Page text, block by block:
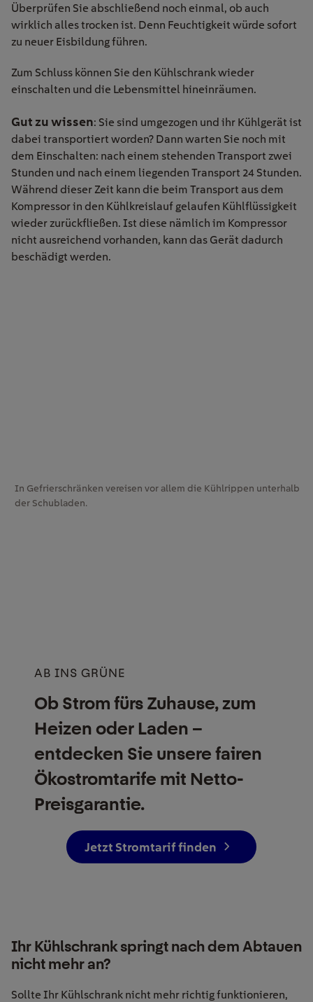
Überprüfen Sie abschließend noch einmal, ob auch
wirklich alles trocken ist. Denn Feuchtigkeit würde sofort
zu neuer Eisbildung führen.
Zum Schluss können Sie den Kühlschrank wieder
einschalten und die Lebensmittel hineinräumen.
Gut zu wissen: Sie sind umgezogen und ihr Kühlgerät ist
dabei transportiert worden? Dann warten Sie noch mit
dem Einschalten: nach einem stehenden Transport zwei
Stund en und nach einem liegend en Transport 24 Stunden.
Während dieser Zeit kann die beim Transport aus dem
Kompressor in den Kühlkreislauf gelaufen Kühlflüssigkeit
wieder zurückfließen. Ist diese nämlich im Kompressor
nicht ausreichend vorhanden, kann das Gerät dadurch
beschädigt werden.
In Gefrierschränken vereisen vor allem die Kühlrippen unterhalb
der Schubladen.
AB INS GRÜNE
Ob Strom fürs Zuhause, zum
Heizen oder Laden –
entdecken Sie unsere fairen
Ökostrom­tarife mit Netto-
Preisgarantie.
Jetzt Stromtarif finden
Ihr Kühlschrank springt nach dem Abtauen
nicht mehr an?
Sollte Ihr Kühlschrank nicht mehr richtig funktionieren,